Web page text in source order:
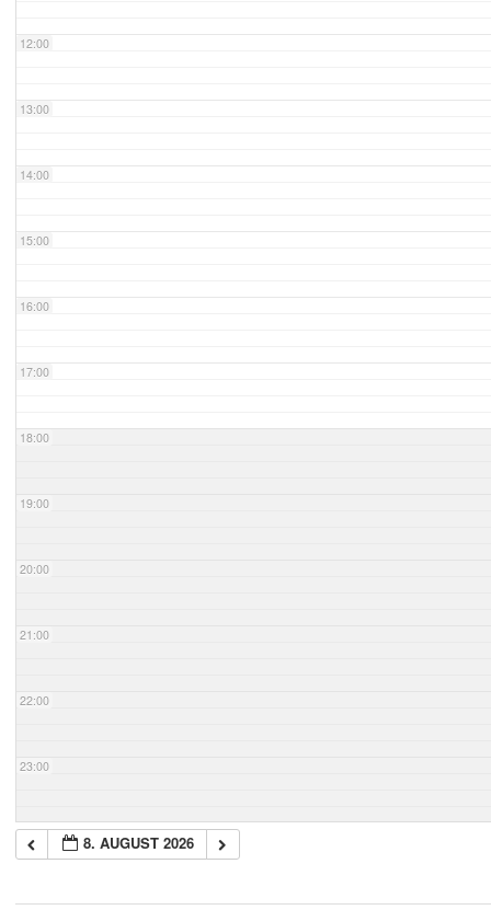
12:00
13:00
14:00
15:00
16:00
17:00
18:00
19:00
20:00
21:00
22:00
23:00
8. AUGUST 2026